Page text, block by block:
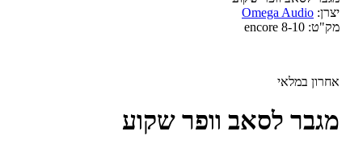
יצרן: Omega Audio
מק"ט: encore 8-10
אחרון במלאי
מגבר לסאב וופר שקוע